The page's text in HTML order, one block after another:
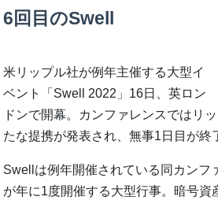
6回目のSwell
米リップル社が例年主催する大型イ
ベント「Swell 2022」16日、英ロン
ドンで開幕。カンファレンスではリ
たな提携が発表され、無事1日目が終
Swellは例年開催されている同カンフ
が年に1度開催する大型行事。暗号資